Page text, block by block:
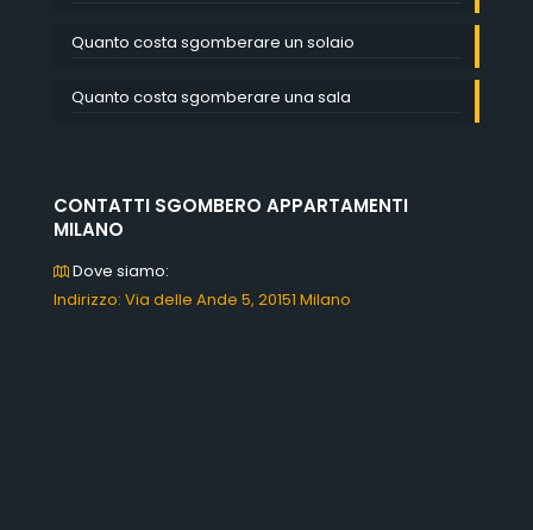
Quanto costa sgomberare un solaio
Quanto costa sgomberare una sala
CONTATTI SGOMBERO APPARTAMENTI
MILANO
Dove siamo:
Indirizzo: Via delle Ande 5, 20151 Milano